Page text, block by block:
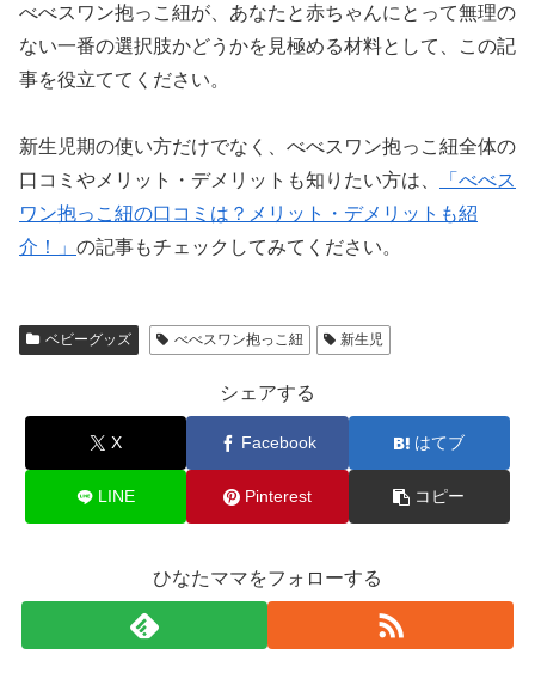
べべスワン抱っこ紐が、あなたと赤ちゃんにとって無理の
ない一番の選択肢かどうかを見極める材料として、この記
事を役立ててください。
新生児期の使い方だけでなく、べべスワン抱っこ紐全体の
口コミやメリット・デメリットも知りたい方は、
「べべス
ワン抱っこ紐の口コミは？メリット・デメリットも紹
介！」 の記事もチェックしてみてください。
ベビーグッズ べべスワン抱っこ紐 新生児
シェアする
X Facebook はてブ
LINE Pinterest コピー
ひなたママをフォローする